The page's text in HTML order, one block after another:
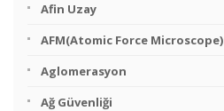
Afin Uzay
AFM(Atomic Force Microscope)
Aglomerasyon
Ağ Güvenliği